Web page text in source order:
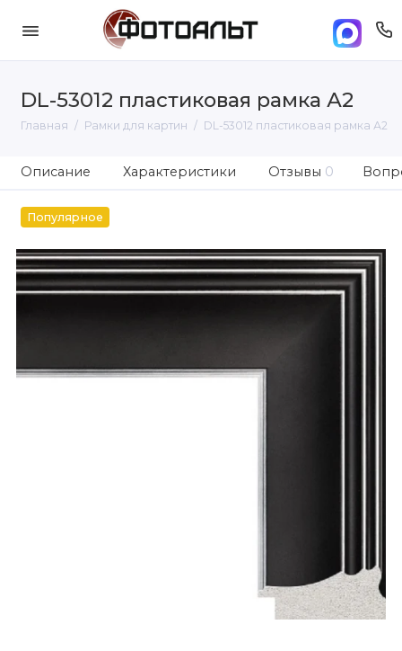
DL-53012 пластиковая рамка А2
Главная Рамки для картин DL-53012 пластиковая рамка А2
Описание Характеристики Отзывы 0
Популярное